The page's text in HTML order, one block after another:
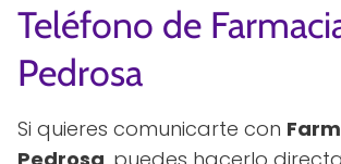
Teléfono de
Pedrosa
Si quieres comunicarte con